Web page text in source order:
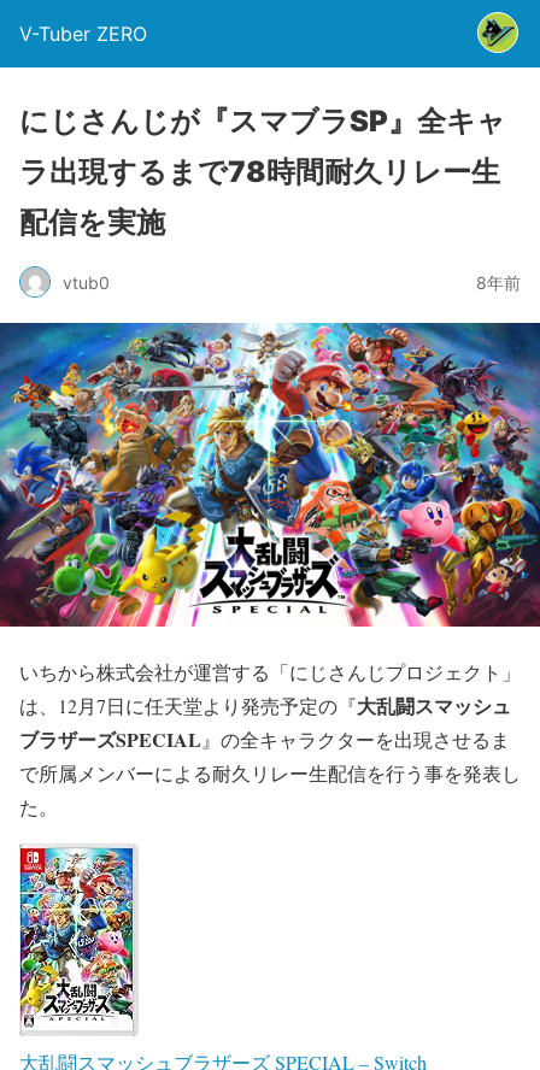
V-Tuber ZERO
にじさんじが『スマブラSP』全キャ
ラ出現するまで78時間耐久リレー生
配信を実施
vtub0 8年前
いちから株式会社が運営する「にじさんじプロジェクト」
は、12月7日に任天堂より発売予定の『大乱闘スマッシュ
ブラザーズSPECIAL 』の全キャラクターを出現させるま
で所属メンバーによる耐久リレー生配信を行う事を発表し
た。
大乱闘スマッシュブラザーズ SPECIAL – Switch